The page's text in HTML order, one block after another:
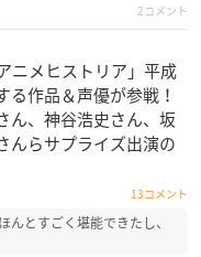
2コメント
ニメヒストリア」平成
る作品＆声優が参戦！
ん、神谷浩史さん、坂
んらサプライズ出演の
13コメント
とすごく堪能できたし、